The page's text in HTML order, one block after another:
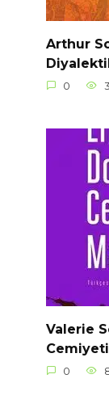
Arthur
0
Valerie
0